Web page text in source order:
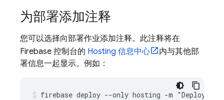
为部署添加注释
您可以选择向部署作业添加注释。此注释将在
Firebase 控制台的 Hosting 信息中心
内与其他部
署信息一起显示。例如：
firebase deploy --only hosting -m "Deploying